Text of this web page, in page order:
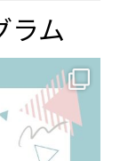
ラム
する方法 🏠